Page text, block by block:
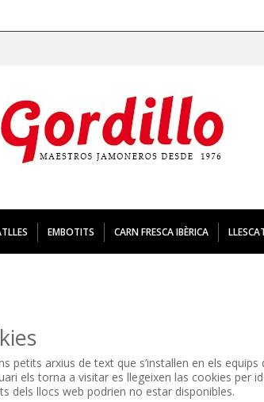
EMBOTITS CARN FRESCA IBÈRICA
petits arxius de text que s’instal·len en els
els torna a visitar es llegeixen las cookies
dels llocs web podrien no estar disponibles.